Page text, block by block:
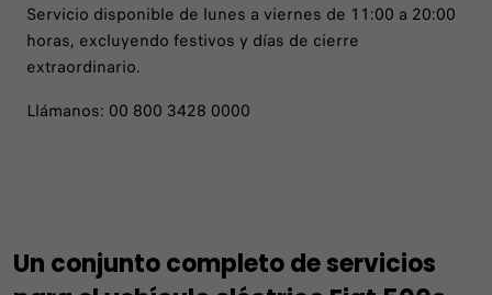
Servicio disponible de lunes a viernes de 11:00 a 20:00
horas, excluyendo festivos y días de cierre
extraordinario.
Llámanos: 00 800 3428 0000
Un conjunto completo de servicios